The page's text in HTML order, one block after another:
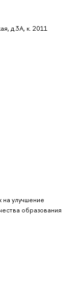
д.3А, к. 2011
на улучшение
образования